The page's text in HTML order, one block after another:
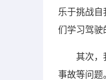
乐于挑战
们学习驾驶
其次，
事故等问题